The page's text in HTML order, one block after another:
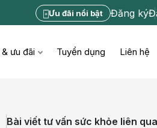
Ưu đãi nổi bật Đăng ký
ưu đãi Tuyển dụng Liên hệ
Bài viết tư vấn sức khỏe liên